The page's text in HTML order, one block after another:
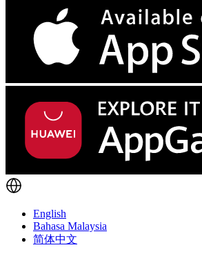
English
Bahasa Malaysia
简体中文